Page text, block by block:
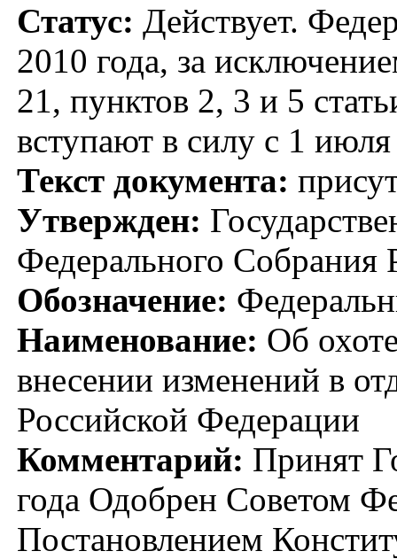
Статус: Действует.
2010 года, за
21, пунктов 2, 3 и 5
вступают в силу с 1
Текст документа:
Утвержден:
Федерального Собрания
Обозначение:
Наименование: Об
внесении изменений в
Российской Федерации
Комментарий: Принят
года Одобрен Советом
Постановлением